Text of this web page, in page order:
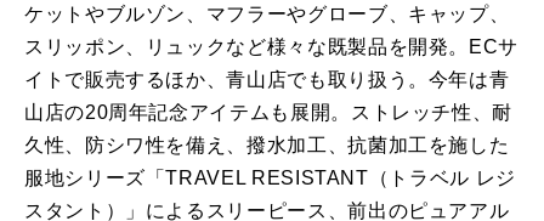
ケットやブルゾン、マフラーやグローブ、キャップ、
スリッポン、リュックなど様々な既製品を開発。ECサ
イトで販売するほか、青山店でも取り扱う。今年は青
山店の20周年記念アイテムも展開。ストレッチ性、耐
久性、防シワ性を備え、撥水加工、抗菌加工を施した
服地シリーズ「TRAVEL RESISTANT（トラベル レジ
スタント）」によるスリーピース、前出のピュアアル